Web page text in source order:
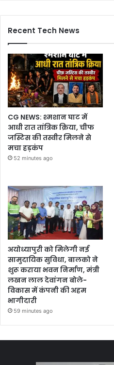
Recent Tech News
CG NEWS: श्मशान घाट में
आधी रात तांत्रिक क्रिया, चीफ
जस्टिस की तस्वीर मिलने से
मचा हड़कंप
52 minutes ago
अयोध्यापुरी को मिलेगी नई
सामुदायिक सुविधा, बालको ने
शुरू कराया भवन निर्माण, मंत्री
लखन लाल देवांगन बोले-
विकास में कंपनी की अहम
भागीदारी
59 minutes ago